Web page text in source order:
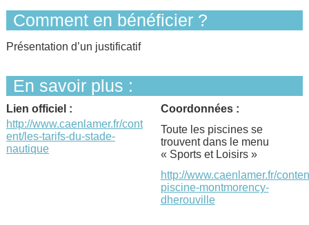
Comment en bénéficier ?
Présentation d’un justificatif
En savoir plus :
Lien officiel :
http://www.caenlamer.fr/cont
ent/les-tarifs-du-stade-
nautique
Coordonnées :
Toute les piscines se
trouvent dans le menu
« Sports et Loisirs »
http://www.caenlamer.fr/
piscine-montmorency-
dherouville